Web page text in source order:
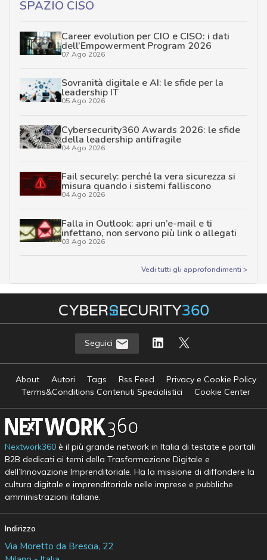
SPAZIO CISO
Career evolution per CIO e CISO: i dati
dell’Empowerment Program 2026
07 Ago 2026
Sovranità digitale e AI: le sfide per la
leadership IT
05 Ago 2026
Cybersecurity360 Awards 2026: le sfide
della leadership antifragile
04 Ago 2026
Fail securely: perché la vera sicurezza si
misura quando i sistemi falliscono
04 Ago 2026
Falla in Outlook: apri un’e-mail e ti
infettano, non servono più link o allegati
03 Ago 2026
Vedi tutti gli approfondimenti >
Seguici
About Autori Tags Rss Feed
Privacy e Cookie Policy
Terms&Conditions Contenuti Specialistici
Cookie Center
Nextwork360è il più grande network in Italia di testate e portali
B2B dedicati ai temi della Trasformazione Digitale e
dell’Innovazione Imprenditoriale. Ha la missione di diffondere la
cultura digitale e imprenditoriale nelle imprese e pubbliche
amministrazioni italiane.
Indirizzo
Via Moretto da Brescia, 22